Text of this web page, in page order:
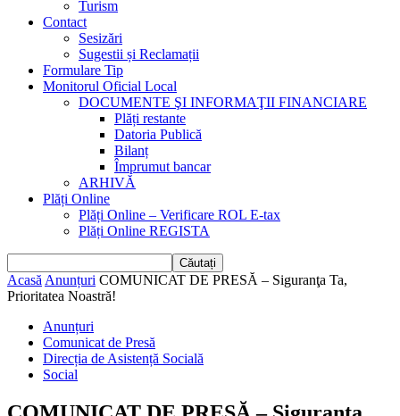
Turism
Contact
Sesizări
Sugestii și Reclamații
Formulare Tip
Monitorul Oficial Local
DOCUMENTE ŞI INFORMAŢII FINANCIARE
Plăți restante
Datoria Publică
Bilanț
Împrumut bancar
ARHIVĂ
Plăți Online
Plăți Online – Verificare ROL E-tax
Plăți Online REGISTA
Acasă Anunțuri COMUNICAT DE PRESĂ – Siguranţa Ta,
Prioritatea Noastră!
Anunțuri
Comunicat de Presă
Direcția de Asistență Socială
Social